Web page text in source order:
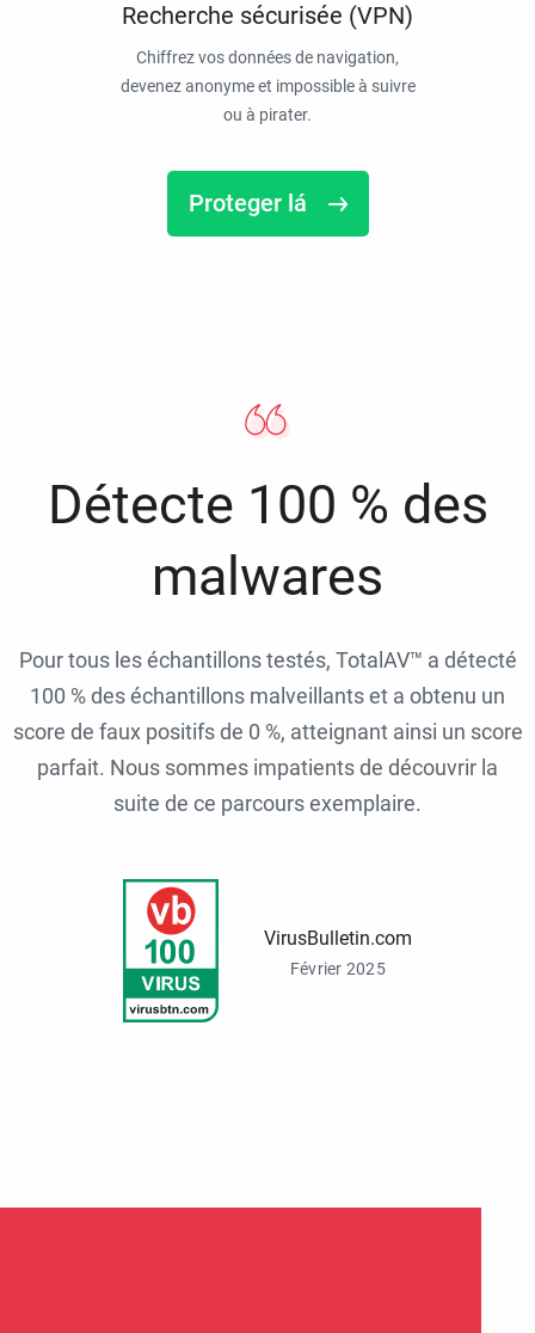
Recherche sécurisée (VPN)
Chiffrez vos données de navigation,
devenez anonyme et impossible à suivre
ou à pirater.
Proteger lá
Détecte 100 % des
malwares
Pour tous les échantillons testés, TotalAV™ a détecté
100 % des échantillons malveillants et a obtenu un
score de faux positifs de 0 %, atteignant ainsi un score
parfait. Nous sommes impatients de découvrir la
suite de ce parcours exemplaire.
VirusBulletin.com
Février 2025